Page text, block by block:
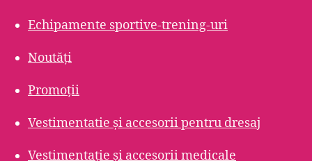
Echipamente sportive-trening-uri
Noutăți
Promoții
Vestimentatie și accesorii pentru dresaj
Vestimentație și accesorii medicale